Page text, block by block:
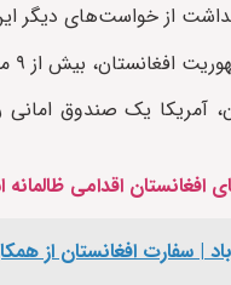
از خواست‌های دیگر
کشور در بانک‌های اروپا و آمریکا منجمد شد.
آمریکا یک صندوق امانی
افغانستان اقدامی
| سفارت افغانستان از